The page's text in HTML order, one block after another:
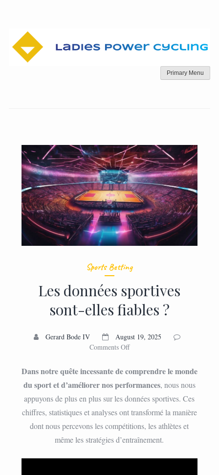
Primary Menu
Sports Betting
Les données sportives
sont-elles fiables ?
Gerard Bode IV
August 19, 2025
Comments Offon
sportives
sont-
elles
fiables
Dans notre quête incessante de comprendre le monde
du sport et d’améliorer nos performances, nous nous
appuyons de plus en plus sur les données sportives. Ces
chiffres, statistiques et analyses ont transformé la manière
dont nous percevons les compétitions, les athlètes et
même les stratégies d’entraînement.